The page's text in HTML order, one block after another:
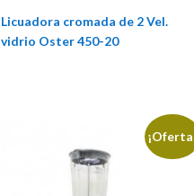
Licuadora cromada de 2 Vel.
vidrio Oster 450-20